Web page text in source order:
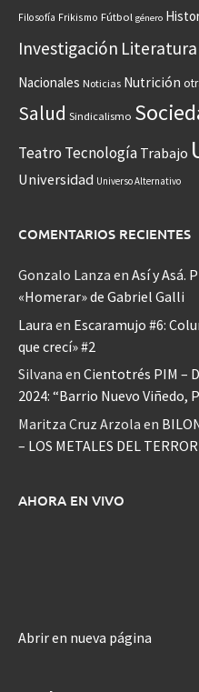
Filosofía Frikismo Fútbol género
Investigación Literatura
Nacionales Noticias Nutrición
Salud Sindicalismo
Teatro Tecnología Trabajo
Universidad Universo Alternativo
COMENTARIOS RECIENTES
Gonzalo Lanza en Así y Asá.
«Homerar» de Gabriel Galli
Laura en Escaramujo #6:
que crecí» #2
Silvana en Cientotrés PIM –
2024: “Barrio Nuevo Viñedo,
Maritza Cruz Arzola en
– LOS METALES DEL
AHORA EN VIVO
Abrir en nueva página